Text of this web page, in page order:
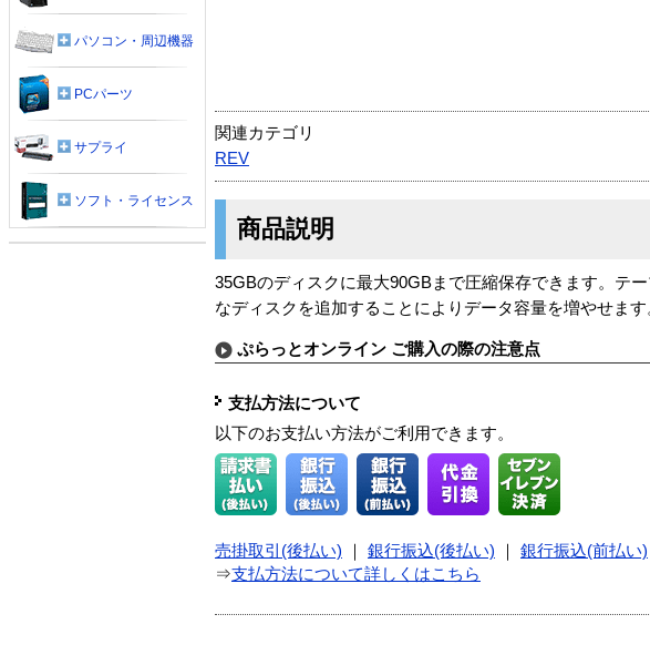
関連カテゴリ
REV
商品説明
35GBのディスクに最大90GBまで圧縮保存できます。テ
なディスクを追加することによりデータ容量を増やせます
ぷらっとオンライン ご購入の際の注意点
支払方法について
以下のお支払い方法がご利用できます。
売掛取引(後払い) 銀行振込(後払い) 銀行振込(前払い)
⇒支払方法について詳しくはこちら
パソコン・周辺機器
PCパーツ
サプライ
ソフト・ライセンス